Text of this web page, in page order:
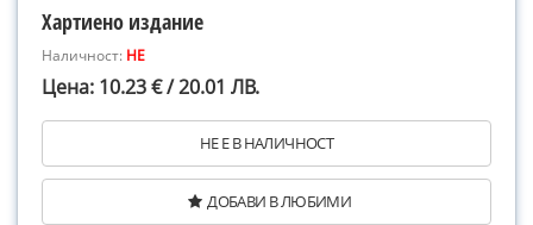
Хартиено издание
Наличност: НЕ
Цена: 10.23 € / 20.01 ЛВ.
НЕ Е В НАЛИЧНОСТ
ДОБАВИ В ЛЮБИМИ